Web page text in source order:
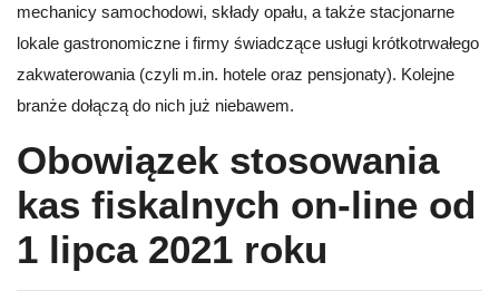
mechanicy samochodowi, składy opału, a także stacjonarne
lokale gastronomiczne i firmy świadczące usługi krótkotrwałego
zakwaterowania (czyli m.in. hotele oraz pensjonaty). Kolejne
branże dołączą do nich już niebawem.
Obowiązek stosowania
kas fiskalnych on-line od
1 lipca 2021 roku